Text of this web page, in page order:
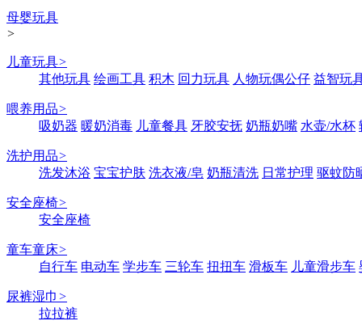
母婴玩具
>
儿童玩具>
其他玩具 绘画工具 积木 回力玩具 人物玩偶公仔 益智玩
喂养用品>
吸奶器 暖奶消毒 儿童餐具 牙胶安抚 奶瓶奶嘴 水壶/水杯
洗护用品>
洗发沐浴 宝宝护肤 洗衣液/皂 奶瓶清洗 日常护理 驱蚊防
安全座椅>
安全座椅
童车童床>
自行车 电动车 学步车 三轮车 扭扭车 滑板车 儿童滑步车
尿裤湿巾 >
拉拉裤